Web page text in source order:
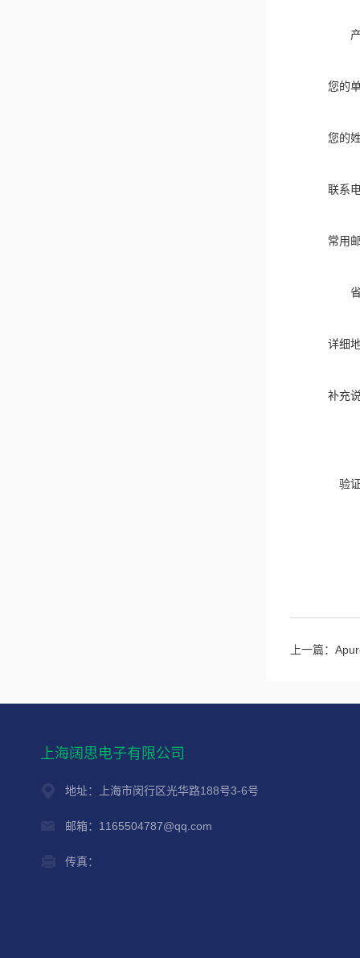
您的
您的
联系
常用
详细
补充
验
上一篇：
上海阔思电子有限公司
地址：上海市闵行区光华路188号3-6号
邮箱：1165504787@qq.com
传真：